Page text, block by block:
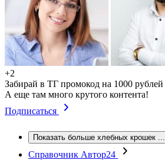
+2
Забирай в ТГ промокод на 1000 рублей
А еще там много крутого контента!
Подписаться
Показать больше хлебных крошек ...
Справочник Автор24